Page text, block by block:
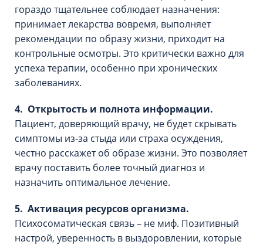
гораздо тщательнее соблюдает назначения:
принимает лекарства вовремя, выполняет
рекомендации по образу жизни, приходит на
контрольные осмотры. Это критически важно для
успеха терапии, особенно при хронических
заболеваниях.
4. Открытость и полнота информации.
Пациент, доверяющий врачу, не будет скрывать
симптомы из-за стыда или страха осуждения,
честно расскажет об образе жизни. Это позволяет
врачу поставить более точный диагноз и
назначить оптимальное лечение.
5. Активация ресурсов организма.
Психосоматическая связь – не миф. Позитивный
настрой, уверенность в выздоровлении, которые